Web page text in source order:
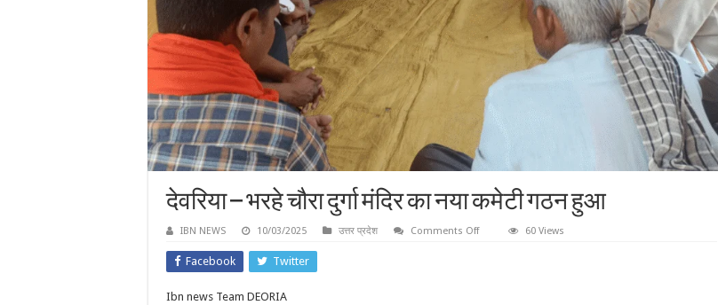
देवरिया – भरहे चौरा दुर्गा मंदिर का नया कमेटी गठन हुआ
IBN NEWS 10/03/2025 उत्तर प्रदेश Comments Offon
60 Views
Facebook Twitter
Ibn news Team DEORIA